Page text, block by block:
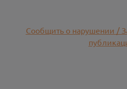
Сообщить о нарушении /